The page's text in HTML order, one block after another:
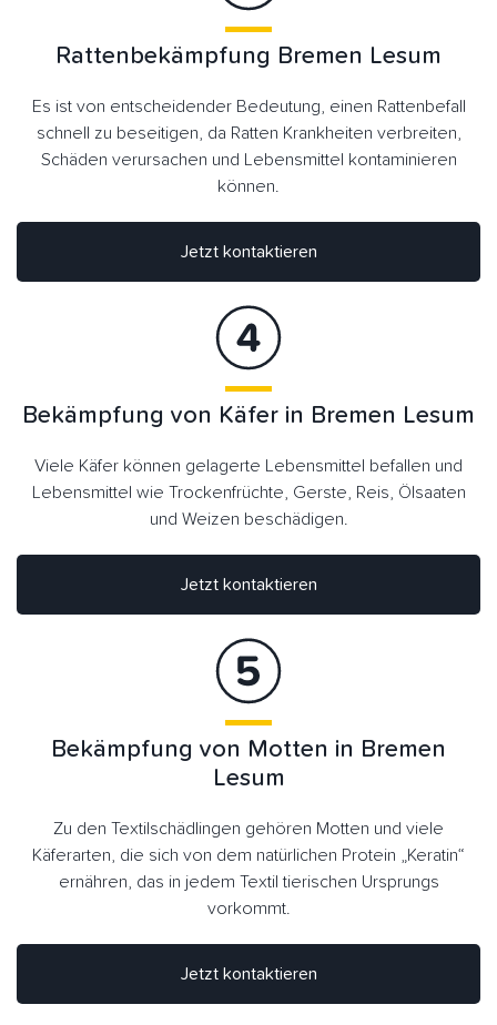
Rattenbekämpfung Bremen Lesum
Es ist von entscheidender Bedeutung, einen Rattenbefall
schnell zu beseitigen, da Ratten Krankheiten verbreiten,
Schäden verursachen und Lebensmittel kontaminieren
können.
Jetzt kontaktieren
Jetzt kontaktieren
Bekämpfung von Käfer in Bremen Lesum
Viele Käfer können gelagerte Lebensmittel befallen und
Lebensmittel wie Trockenfrüchte, Gerste, Reis, Ölsaaten
und Weizen beschädigen.
Bekämpfung von Motten in Bremen
Lesum
Zu den Textilschädlingen gehören Motten und viele
Käferarten, die sich von dem natürlichen Protein „Keratin“
ernähren, das in jedem Textil tierischen Ursprungs
vorkommt.
Jetzt kontaktieren